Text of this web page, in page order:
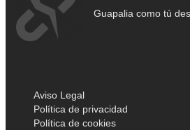
Guapalia como tú
Aviso Legal
Política de privacidad
Política de cookies